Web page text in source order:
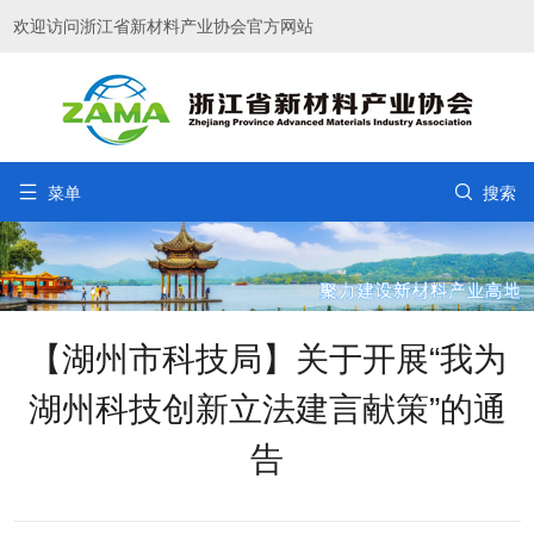
欢迎访问浙江省新材料产业协会官方网站
 菜单  搜索
【湖州市科技局】关于开展“我为
湖州科技创新立法建言献策”的通
告